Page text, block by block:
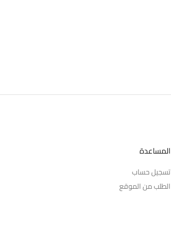
المساعدة
تسجيل حساب
الطلب من الموقع